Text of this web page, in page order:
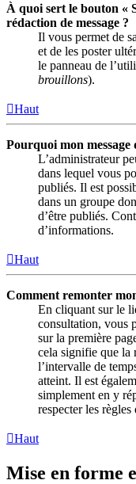
À quoi sert le bouton «
rédaction de message ?
Il vous permet de
et de les poster
le panneau de
brouillons).
Haut
Pourquoi mon message
L’administrateur
dans lequel vous
publiés. Il est
dans un groupe
d’être publiés.
d’informations.
Haut
Comment remonter
En cliquant sur le
consultation, vous
sur la première
cela signifie que la
l’intervalle de
atteint. Il est
simplement en y
respecter les
Haut
Mise en forme